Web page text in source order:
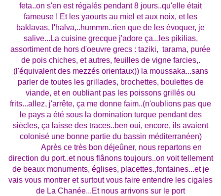
feta..on s'en est régalés pendant 8 jours..qu'elle était
fameuse ! Et les yaourts au miel et aux noix, et les
baklavas, l'halva,..hummm..rien que de les évoquer, je
salive...La cuisine grecque j'adore ça...les pikilias,
assortiment de hors d'oeuvre grecs : taziki, tarama, purée
de pois chiches, et autres, feuilles de vigne farcies,.
(l'équivalent des mezzés orientaux)) la moussaka...sans
parler de toutes les grillades, brochettes, boulettes de
viande, et en oubliant pas les poissons grillés ou
frits...allez, j'arrête, ça me donne faim..(n'oublions pas que
le pays a été sous la domination turque pendant des
siècles, ça laisse des traces..ben oui, encore, ils avaient
colonisé une bonne partie du bassin méditerranéen)
Après ce très bon déjeûner, nous repartons en
direction du port..et nous flânons toujours..on voit tellement
de beaux monuments, églises, placettes.,fontaines...et je
vais vous montrer et surtout vous faire entendre les cigales
de La Chanée...Et nous arrivons sur le port